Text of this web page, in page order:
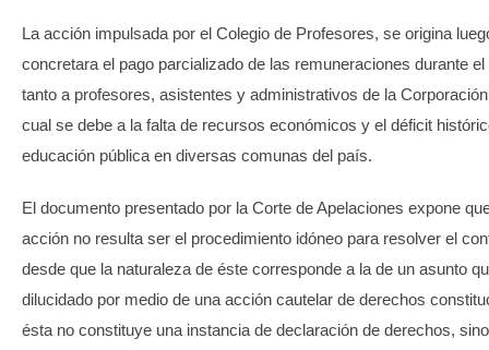
La acción impulsada por el Colegio de Profesores, se origina
concretara el pago parcializado de las remuneraciones durante
tanto a profesores, asistentes y administrativos de la
cual se debe a la falta de recursos económicos y el déficit
educación pública en diversas comunas del país.
El documento presentado por la Corte de Apelaciones expone
acción no resulta ser el procedimiento idóneo para resolver el
desde que la naturaleza de éste corresponde a la de un asunto
dilucidado por medio de una acción cautelar de derechos
ésta no constituye una instancia de declaración de derechos,